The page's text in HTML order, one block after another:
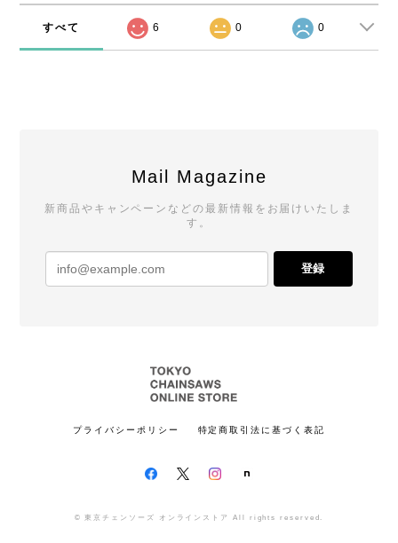
すべて 6 0 0
Mail Magazine
新商品やキャンペーンなどの最新情報をお届けいたしま
す。
登録
プライバシーポリシー 特定商取引法に基づく表記
© 東京チェンソーズ オンラインストア All rights reserved.